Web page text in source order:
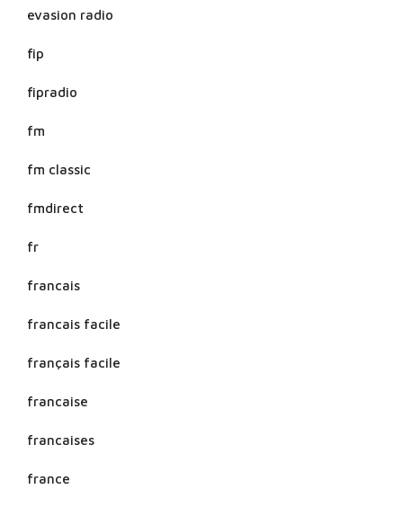
evasion radio
fip
fipradio
fm
fm classic
fmdirect
fr
francais
francais facile
français facile
francaise
francaises
france